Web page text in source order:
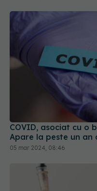
COVID, asociat cu o
Apare la peste un an
05 mar 2024, 08:46